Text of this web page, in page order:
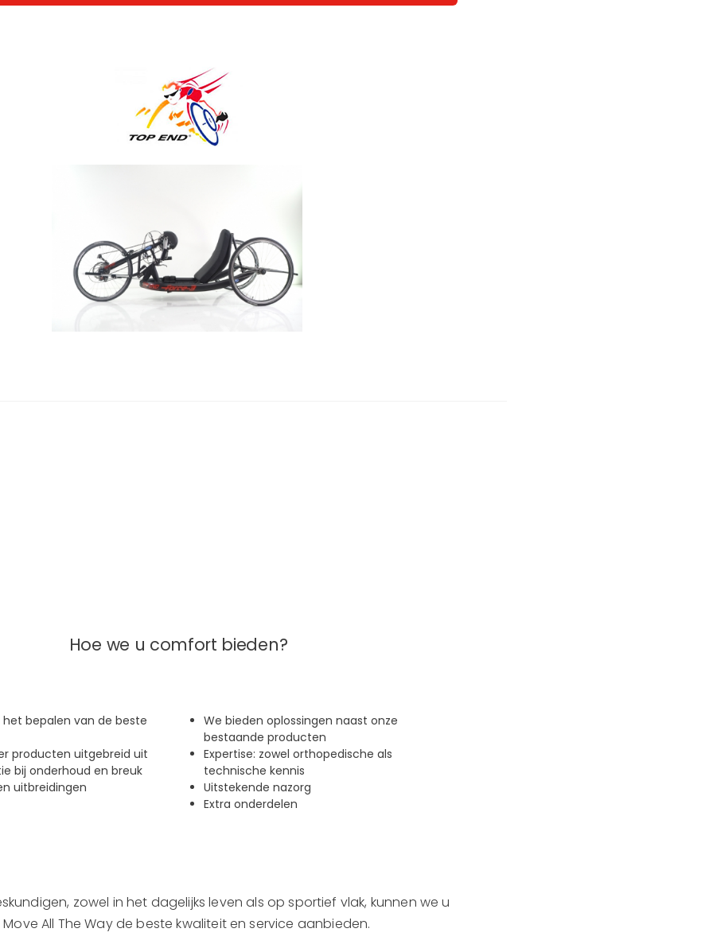
Hoe we u comfort bieden?
het bepalen van de beste
producten uitgebreid uit
bij onderhoud en breuk
uitbreidingen
We bieden oplossingen naast onze
bestaande producten
Expertise: zowel orthopedische als
technische kennis
Uitstekende nazorg
Extra onderdelen
zowel in het dagelijks leven als op sportief vlak, kunnen we u
Move All The Way de beste kwaliteit en service aanbieden.